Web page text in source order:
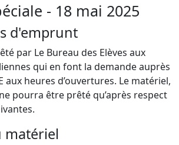
- 18 mai 2025
d'emprunt
par Le Bureau des Elèves aux
qui en font la demande auprès
aux heures d’ouvertures. Le matériel,
pourra être prêté qu’après respect
matériel